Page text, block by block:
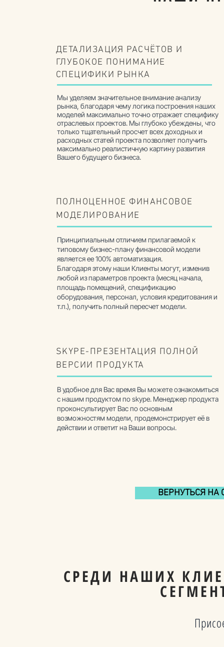
ДЕТАЛИЗАЦИЯ РАСЧЁТОВ И
ГЛУБОКОЕ ПОНИМАНИЕ
СПЕЦИФИКИ РЫНКА
Мы уделяем значительное внимание анализу
рынка, благодаря чему логика построения наших
моделей максимально точно отражает специфику
отраслевых проектов. Мы глубоко убеждены, что
только тщательный просчет всех доходных и
расходных статей проекта позволяет получить
максимально реалистичную картину развития
Вашего будущего бизнеса.
ПОЛНОЦЕННОЕ ФИНАНСОВОЕ
МОДЕЛИРОВАНИЕ
Принципиальным отличием прилагаемой к
типовому бизнес-плану финансовой модели
является ее 100% автоматизация.
Благодаря этому наши Клиенты могут, изменив
любой из параметров проекта (месяц начала,
площадь помещений, спецификацию
оборудования, персонал, условия кредитования и
т.п.), получить полный пересчет модели.
SKYPE-ПРЕЗЕНТАЦИЯ ПОЛНОЙ
ВЕРСИИ ПРОДУКТА
В удобное для Вас время Вы можете ознакомиться
с нашим продуктом по skype. Менеджер продукта
проконсультирует Вас по основным
возможностям модели, продемонстрирует её в
действии и ответит на Ваши вопросы.
ВЕРНУТЬСЯ НА
СРЕДИ НАШИХ